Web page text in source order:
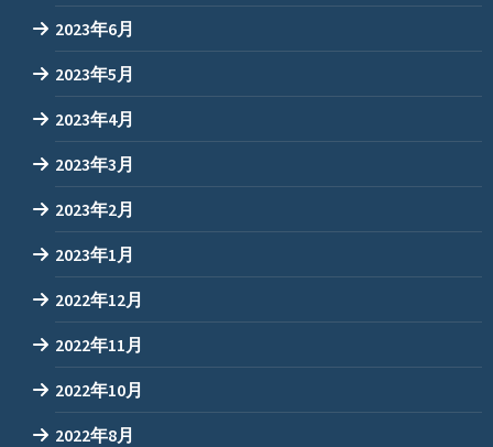
2023年6月
2023年5月
2023年4月
2023年3月
2023年2月
2023年1月
2022年12月
2022年11月
2022年10月
2022年8月